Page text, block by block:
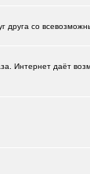
друга со
Интернет даёт